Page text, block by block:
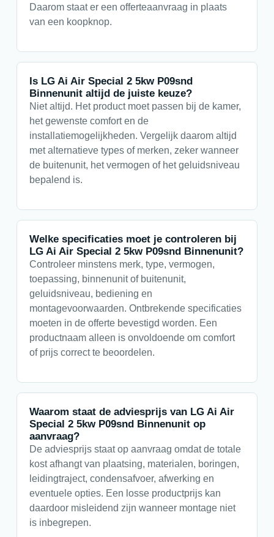
Daarom staat er een offerteaanvraag in plaats
van een koopknop.
Is LG Ai Air Special 2 5kw P09snd
Binnenunit altijd de juiste keuze?
Niet altijd. Het product moet passen bij de kamer,
het gewenste comfort en de
installatiemogelijkheden. Vergelijk daarom altijd
met alternatieve types of merken, zeker wanneer
de buitenunit, het vermogen of het geluidsniveau
bepalend is.
Welke specificaties moet je controleren bij
LG Ai Air Special 2 5kw P09snd Binnenunit?
Controleer minstens merk, type, vermogen,
toepassing, binnenunit of buitenunit,
geluidsniveau, bediening en
montagevoorwaarden. Ontbrekende specificaties
moeten in de offerte bevestigd worden. Een
productnaam alleen is onvoldoende om comfort
of prijs correct te beoordelen.
Waarom staat de adviesprijs van LG Ai Air
Special 2 5kw P09snd Binnenunit op
aanvraag?
De adviesprijs staat op aanvraag omdat de totale
kost afhangt van plaatsing, materialen, boringen,
leidingtraject, condensafvoer, afwerking en
eventuele opties. Een losse productprijs kan
daardoor misleidend zijn wanneer montage niet
is inbegrepen.